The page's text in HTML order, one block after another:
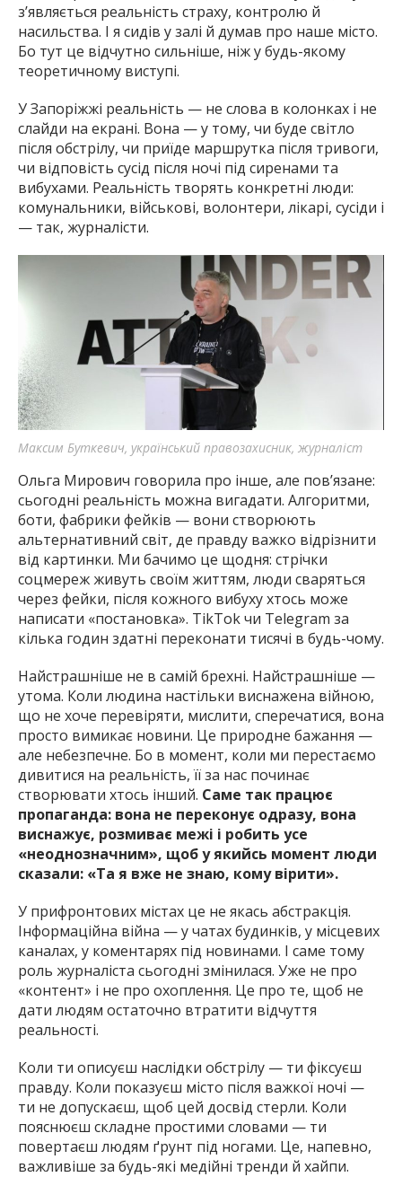
з’являється реальність страху, контролю й
насильства. І я сидів у залі й думав про наше місто.
Бо тут це відчутно сильніше, ніж у будь-якому
теоретичному виступі.
У Запоріжжі реальність — не слова в колонках і не
слайди на екрані. Вона — у тому, чи буде світло
після обстрілу, чи приїде маршрутка після тривоги,
чи відповість сусід після ночі під сиренами та
вибухами. Реальність творять конкретні люди:
комунальники, військові, волонтери, лікарі, сусіди і
— так, журналісти.
Максим Буткевич, український правозахисник, журналіст
Ольга Мирович говорила про інше, але пов’язане:
сьогодні реальність можна вигадати. Алгоритми,
боти, фабрики фейків — вони створюють
альтернативний світ, де правду важко відрізнити
від картинки. Ми бачимо це щодня: стрічки
соцмереж живуть своїм життям, люди сваряться
через фейки, після кожного вибуху хтось може
написати «постановка». TikTok чи Telegram за
кілька годин здатні переконати тисячі в будь-чому.
Найстрашніше не в самій брехні. Найстрашніше —
утома. Коли людина настільки виснажена війною,
що не хоче перевіряти, мислити, сперечатися, вона
просто вимикає новини. Це природне бажання —
але небезпечне. Бо в момент, коли ми перестаємо
дивитися на реальність, її за нас починає
створювати хтось інший. Саме так працює
пропаганда: вона не переконує одразу, вона
виснажує, розмиває межі і робить усе
«неоднозначним», щоб у якийсь момент люди
сказали: «Та я вже не знаю, кому вірити».
У прифронтових містах це не якась абстракція.
Інформаційна війна — у чатах будинків, у місцевих
каналax, у коментарях під новинами. І саме тому
роль журналіста сьогодні змінилася. Уже не про
«контент» і не про охоплення. Це про те, щоб не
дати людям остаточно втратити відчуття
реальності.
Коли ти описуєш наслідки обстрілу — ти фіксуєш
правду. Коли показуєш місто після важкої ночі —
ти не допускаєш, щоб цей досвід стерли. Коли
пояснюєш складне простими словами — ти
повертаєш людям ґрунт під ногами. Це, напевно,
важливіше за будь-які медійні тренди й хайпи.